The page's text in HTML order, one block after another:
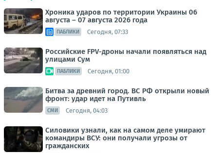
Хроника ударов по территории Украины 06
августа – 07 августа 2026 года
ПАБЛИКИ Сегодня, 07:33
Российские FPV-дроны начали появляться над
улицами Сум
ПАБЛИКИ Сегодня, 01:00
Битва за древний город. ВС РФ открыли новый
фронт: удар идет на Путивль
СМИ Сегодня, 04:03
Силовики узнали, как на самом деле умирают
командиры ВСУ: они получали угрозы от
гражданских